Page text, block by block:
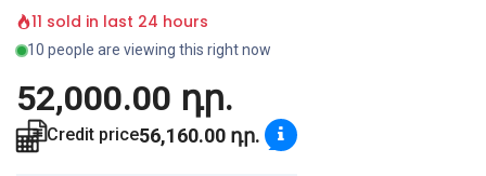
11 sold in last 24 hours
10 people are viewing this right now
52,000.00 դր.
Credit price56,160.00 դր.